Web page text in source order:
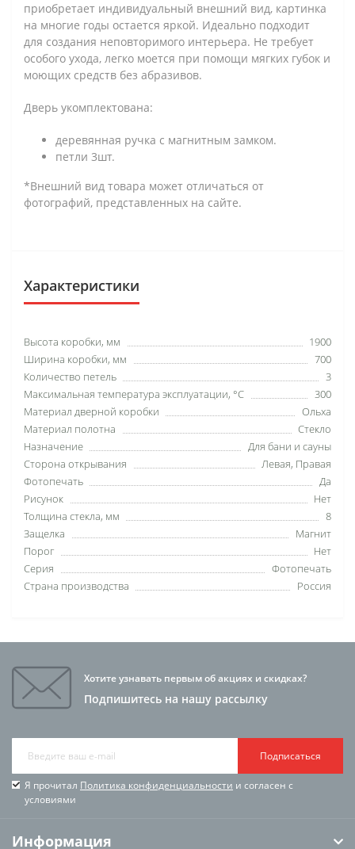
приобретает индивидуальный внешний вид, картинка
на многие годы остается яркой. Идеально подходит
для создания неповторимого интерьера. Не требует
особого ухода, легко моется при помощи мягких губок и
моющих средств без абразивов.
Дверь укомплектована:
деревянная ручка с магнитным замком.
петли 3шт.
*Внешний вид товара может отличаться от
фотографий, представленных на сайте.
Характеристики
Высота коробки, мм
1900
Ширина коробки, мм
700
Количество петель
3
Максимальная температура эксплуатации, °C
300
Материал дверной коробки
Ольха
Материал полотна
Стекло
Назначение
Для бани и сауны
Сторона открывания
Левая, Правая
Фотопечать
Да
Рисунок
Нет
Толщина стекла, мм
8
Защелка
Магнит
Порог
Нет
Серия
Фотопечать
Страна производства
Россия
Хотите узнавать первым об акциях и скидках?
Подпишитесь на нашу рассылку
Подписаться
Я прочитал Политика конфиденциальности и согласен с
условиями
Информация